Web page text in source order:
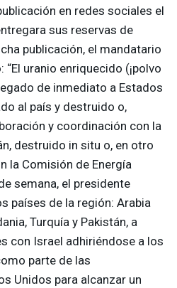
en redes sociales el
sus reservas de
publicación, el mandatario
uranio enriquecido (¡polvo
de inmediato a Estados
al país y destruido o,
y coordinación con la
destruido in situ o, en otro
la Comisión de Energía
semana, el presidente
países de la región: Arabia
Turquía y Pakistán, a
con Israel adhiriéndose a los
parte de las
Unidos para alcanzar un